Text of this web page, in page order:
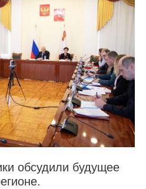
обсудили будущее